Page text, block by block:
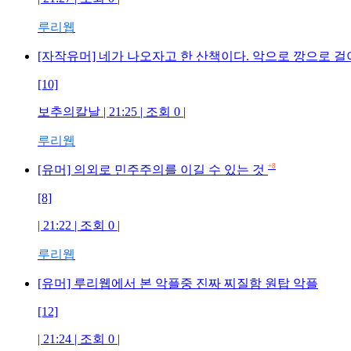
루리웹
[자작유머] 네가 나오자고 한 산책이다. 악으로 깡으로 걸
[10]
보추의칼날 | 21:25 | 조회 0 |
루리웹
[유머] 의외로 민주주의를 이길 수 있는 것 +8
[8]
| 21:22 | 조회 0 |
루리웹
[유머] 루리웹에서 본 악플중 진짜 찌질함 원탑 악플
[12]
| 21:24 | 조회 0 |